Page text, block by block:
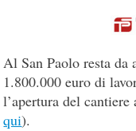
Al San Paolo resta
1.800.000 euro di
l’apertura del
qui).